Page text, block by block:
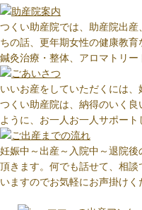
つくい助産院では、助産院出
ちの話、更年期女性の健康教
鍼灸治療・整体、アロマトリー
いいお産をしていただくには、
つくい助産院は、納得のいく
ように、お一人お一人サポート
妊娠中～出産～入院中～退院
頂きます。何でも話せて、相
いますのでお気軽にお声掛けく